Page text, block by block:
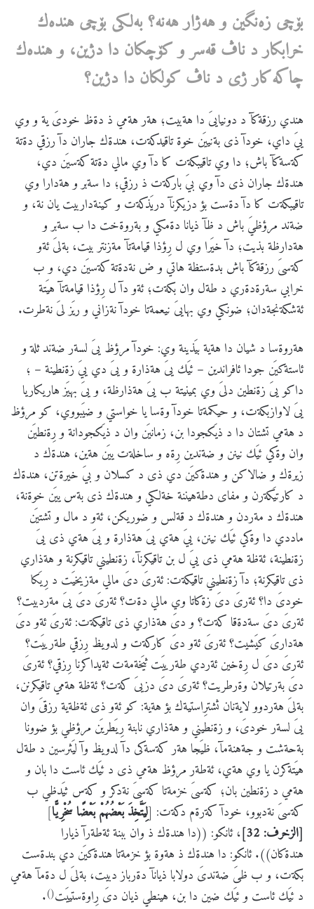
بۆچی زهنگین وههژارههنه؟بهلكیبۆچیهندهك
خرابكارد ناڤقهسروكۆچكان دا دژین، وهندهك
چاكهكارژی د ناڤكولكان دا دژین؟
هندي رزقةكآ د دونيايىَ دا هةبيت؛ هةر هةمي ذ دةظ خودىَ ية و وي
ييَ داي، خودآ ذى بةنييَن خوة تاقيدكةت، هندةك جاران دآ رزقي دةتة
كةسةكآ باش؛ دا وي تاقيبكةت كا دآ وي مالي دةتة كةسيَن دي،
هندةك جاران ذى دآ وي بيَ باركةت ذ رزقي؛ دا سةبر و هةدارا وي
تاقيبكةت كا دآ دةست بؤ دزيكرنآ دريَذكةت و كينةداربيت يان نة، و
ضةند مرؤظيَ باش د ظآ ذيانا دةمكي و بةروةخت دا ب سةبر و
هةدارظة بذيت؛ دآ خيَرا وي ل رِؤذا قيامةتآ مةزنتر بيت، بةلىَ ئةو
كةسىَ رزقةكآ باش بدةستظة هاتي و ض نةدةتة كةسيَن دي، و ب
خرابي سةرةدةري د طةل وان بكةت؛ ئةو دآ ل رِؤذا قيامةتآ هيَتة
ئةشكةنجةدان؛ ضونكي وي بهايىَ نيعمةتا خودآ نةزاني و ريَز لىَ نةطرت.
هةروةسا د شيان دا هةية بيَذينة وي: خودآ مرؤظ يىَ لسةر ضةند ثلة و
ئاستةكيَن جودا ئافراندين – ئيَك يىَ هةذارة و يىَ دي ييَ زةنطينة – ؛
داكو يىَ زةنطين دلىَ وي بمينيتة ب يىَ هةذارظة، و يىَ بهيَز هاريكاريا
يىَ لاوازبكةت، و حيكمةتا خودآ وةسا يا خواستي و ضيَبووي، كو مرؤظ
د هةمي تشتان دا د ذيَكجودا بن، زمانيَن وان د ذيَكجودانة و رِةنطيَن
وان وةكي ئيَك نينن و ضةندين رِةه و ساخلةت ييَن هةين، هندةك د
زيرةك و ضالاكن و هندةكيَن دي ذى د كسلان و بيَ خيرةتن، هندةك
د كارتيَكةرن و مفاى دطةهيننة خةلكي و هندةك ذى بةس ييَن خوةنة،
هندةك د مةردن و هندةك د قةلس و ضوريكن، ئةو د مال و تشتيَن
ماددي دا وةكي ئيَك نينن، ييَ هةي يىَ هةذارة و يىَ هةي ذى يىَ
زةنطينة، ئةظة هةمي ذى ييَ ل بن تاقيكرنآ، زةنطيني تاقيكرنة و هةذاري
ذى تاقيكرنة؛ دآ زةنطيني تاقيكةت: ئةرىَ دىَ مالي مةزيخيَت د رِيَكا
خودىَ دا؟ ئةرىَ دىَ زةكاتا وي مالي دةت؟ ئةرىَ دىَ يىَ مةردبيت؟
ئةرىَ دىَ سةدةقا كةت؟ و دىَ هةذاري ذى تاقيكةت: ئةرىَ ئةو دىَ
هةدارىَ كيَشيت؟ ئةرىَ ئةو دىَ كاركةت و لدويظ رِزقي طةرييَت؟
ئةرىَ دىَ ل رِةخين ئةردي طةرييَت ثيَخةمةت ثةيداكرنا رِزقي؟ ئةرىَ
دىَ بةرتيلان وةرطريت؟ ئةرىَ دىَ دزيىَ كةت؟ ئةظة هةمي تاقيكرنن،
بةلىَ هةردوو لايةنان ثشترِاستيةك بؤ هةية: كو ئةو ذى ئةظةية رزقىَ وان
يىَ لسةر خودىَ، و زةنطيني و هةذاري نابنة رِيَطريَن مرؤظي بؤ ضوونا
بةحةشت و جةهنةمآ، ظيَجا هةر كةسةكى دآ لدويظ وآ ليَثرسين د طةل
هيَتةكرن يا وي هةي، ئةطةر مرؤظ هةمي ذى د ئيَك ئاست دا بان و
هةمي د زةنطين بان؛ كةسىَ خزمةتا كةسىَ نةدكر و كةس ثيَدظي ب
كةسىَ نةدبوو، خودآ كةرةم دكةت: [لِيَتَّخِذَ بَعْضُهُمْ بَعْضًا سُخْرِيًّا]
[الزخرف: 32]
، ئانكو: ((دا هندةك ذ وان ببنة ئةطةرآ ذيارا
هندةكان)). ئانكو: دا هندةك ذ هةوة بؤ خزمةتا هندةكيَن دي بندةست
بكةت، و ب ظىَ ضةندىَ دولابا ذيانآ دةرباز دبيت، بةلىَ ل دةمآ هةمي
د ئيَك ئاست و ئيَك ضين دا بن، هينطي ذيان دىَ رِاوةستييَت()
.